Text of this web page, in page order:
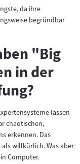
da ihre
begründbar
"Big
in der
lassen
chaotischen,
erkennen. Das
willkürlich. Was aber
Computer.